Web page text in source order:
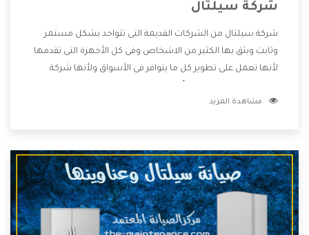
شركة سيلتال
شركة سيلتال من الشركات القديمة التى تتواجد بشكل مستمر
وثابت ويثق بها الكثير من الاشخاص وفى كل الأجهزة التى تقدمها
لأنها تعمل على تطوير كل ما يتوافر فى الأسواق ولأنها شركة
وتقدم للعملاء أقوى العروض والخصومات التى تسهل على
مشاهدة المزيد